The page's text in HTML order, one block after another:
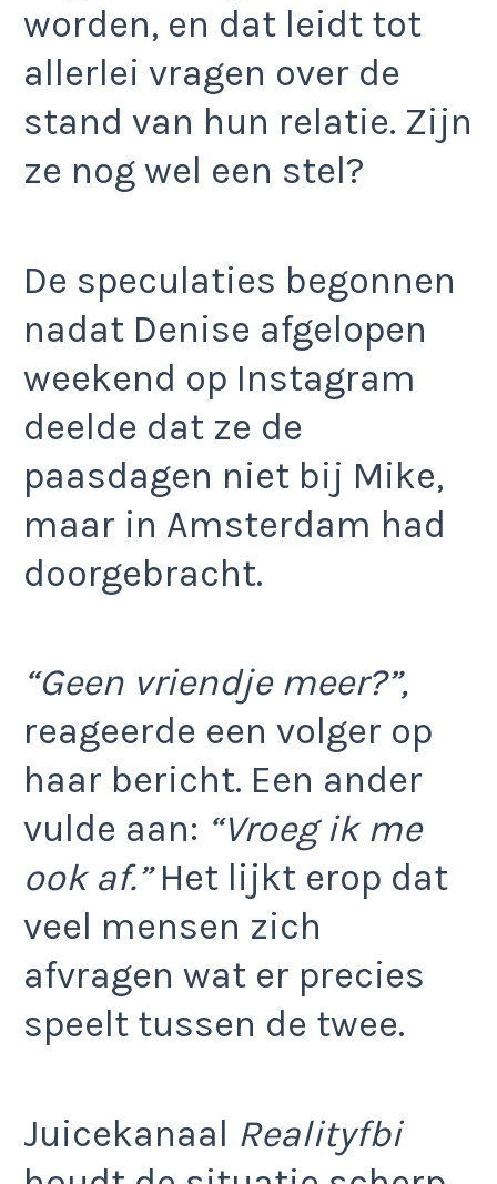
worden, en dat leidt tot
allerlei vragen over de
stand van hun relatie. Zijn
ze nog wel een stel?
De speculaties begonnen
nadat Denise afgelopen
weekend op Instagram
deelde dat ze de
paasdagen niet bij Mike,
maar in Amsterdam had
doorgebracht.
“Geen vriendje meer?”,
reageerde een volger op
haar bericht. Een ander
vulde aan: “Vroeg ik me
ook af.”Het lijkt erop dat
veel mensen zich
afvragen wat er precies
speelt tussen de twee.
Juicekanaal Realityfbi